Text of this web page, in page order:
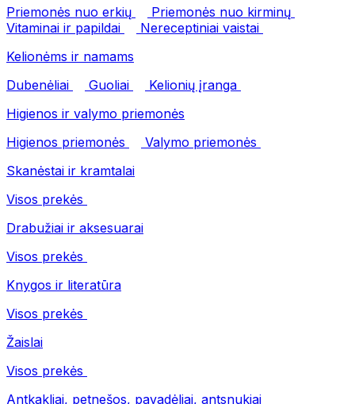
Priemonės nuo erkių
Priemonės nuo kirminų
Vitaminai ir papildai
Nereceptiniai vaistai
Kelionėms ir namams
Dubenėliai
Guoliai
Kelionių įranga
Higienos ir valymo priemonės
Higienos priemonės
Valymo priemonės
Skanėstai ir kramtalai
Visos prekės
Drabužiai ir aksesuarai
Visos prekės
Knygos ir literatūra
Visos prekės
Žaislai
Visos prekės
Antkakliai, petnešos, pavadėliai, antsnukiai